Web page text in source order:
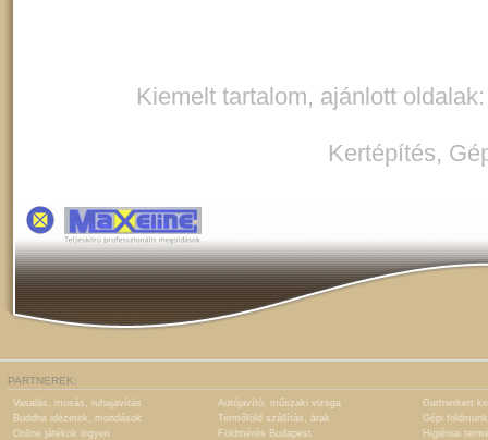
Kiemelt tartalom, ajánlott
Kertépítés,
PARTNEREK:
Vasalás, mosás, ruhajavítás Autójavító, műszaki vizsga
Gartnerkert
Buddha idézetek, mondások
Termőföld szállítás, árak
Gépi
Online játékok ingyen
Földmérés Budapest
Higiéniai